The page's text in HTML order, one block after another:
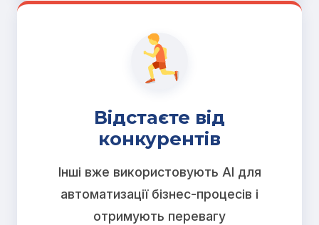
Відстаєте від
конкурентів
Інші вже використовують AI для
автоматизації бізнес-процесів і
отримують перевагу